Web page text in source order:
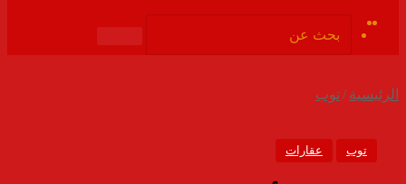
الموقع
الرئيسية /توب
توب عقارات